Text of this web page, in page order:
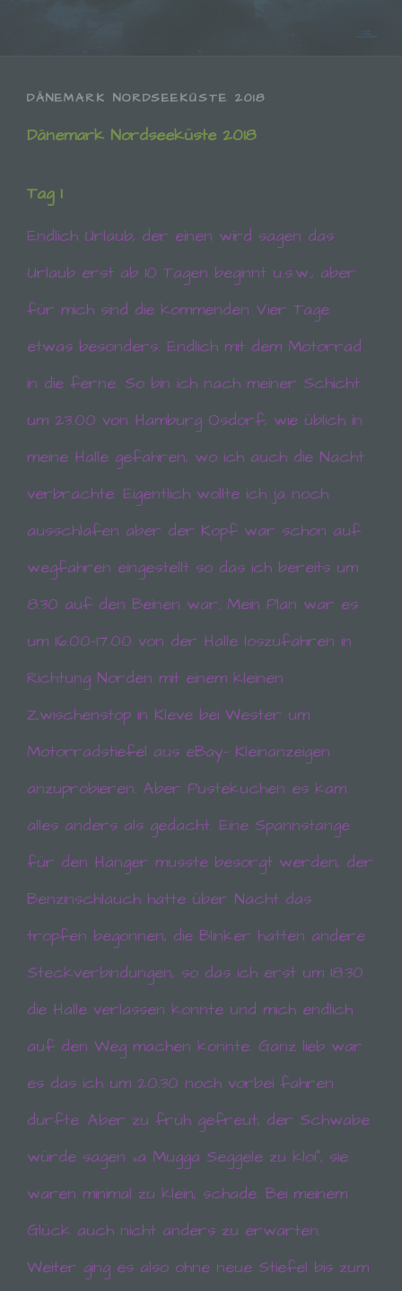
DÄNEMARK NORDSEEKÜSTE 2018
Dänemark Nordseeküste 2018
Tag 1
Endlich Urlaub, der einen wird sagen das
Urlaub erst ab 10 Tagen beginnt u.s.w., aber
für mich sind die kommenden Vier Tage
etwas besonders. Endlich mit dem Motorrad
in die ferne. So bin ich nach meiner Schicht
um 23.00 von Hamburg Osdorf, wie üblich in
meine Halle gefahren, wo ich auch die Nacht
verbrachte. Eigentlich wollte ich ja noch
ausschlafen aber der Kopf war schon auf
wegfahren eingestellt so das ich bereits um
8.30 auf den Beinen war. Mein Plan war es
um 16.00-17.00 von der Halle loszufahren in
Richtung Norden mit einem kleinen
Zwischenstop in Kleve bei Wester um
Motorradstiefel aus eBay- Kleinanzeigen
anzuprobieren. Aber Pustekuchen es kam
alles anders als gedacht. Eine Spannstange
für den Hänger musste besorgt werden, der
Benzinschlauch hatte über Nacht das
tropfen begonnen, die Blinker hatten andere
Steckverbindungen, so das ich erst um 18.30
die Halle verlassen konnte und mich endlich
auf den Weg machen konnte. Ganz lieb war
es das ich um 20.30 noch vorbei fahren
durfte. Aber zu früh gefreut, der Schwabe
würde sagen „a Mugga Seggele zu kloi“, sie
waren minimal zu klein, schade. Bei meinem
Glück auch nicht anders zu erwarten.
Weiter ging es also ohne neue Stiefel bis zum